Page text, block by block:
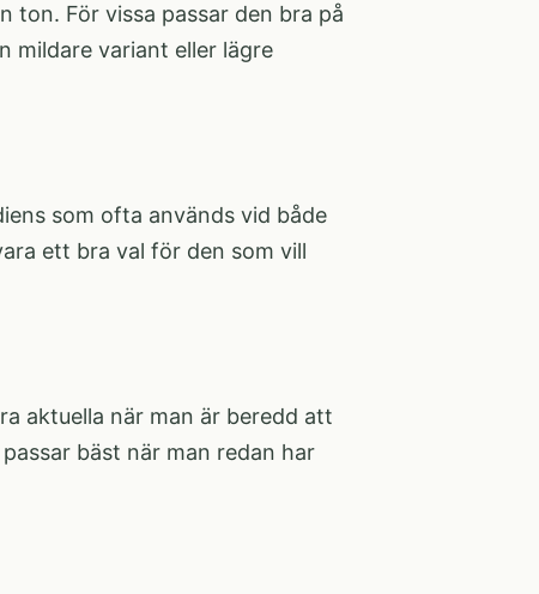
ton. För vissa passar den bra på
mildare variant eller lägre
som ofta används vid både
ett bra val för den som vill
aktuella när man är beredd att
bäst när man redan har